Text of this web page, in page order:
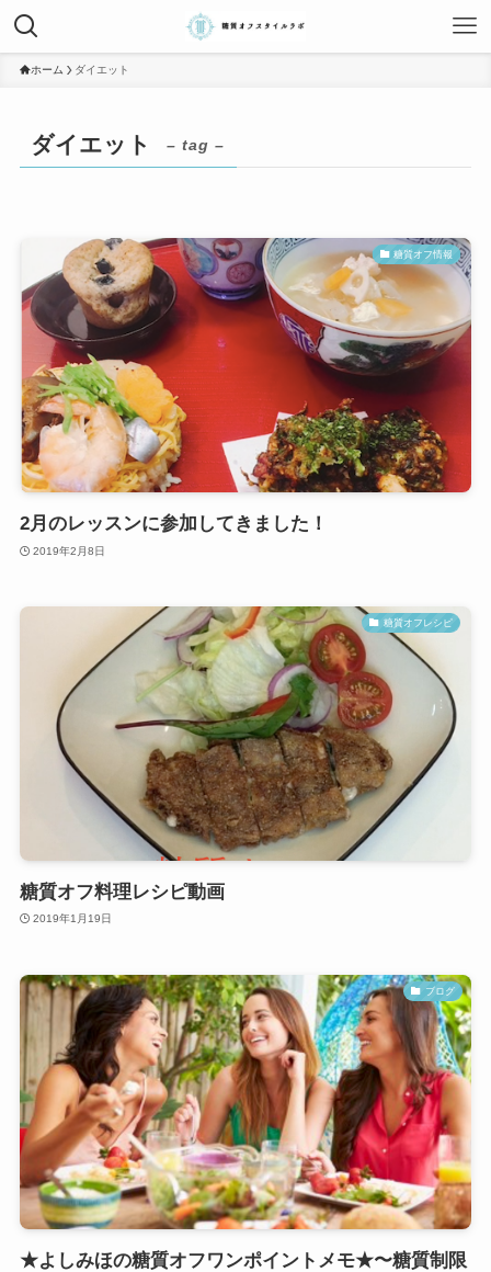
ホーム ダイエット
ダイエット – tag –
糖質オフ情報
2月のレッスンに参加してきました！
2019年2月8日
糖質オフレシピ
糖質オフ料理レシピ動画
2019年1月19日
ブログ
★よしみほの糖質オフワンポイントメモ★〜糖質制限